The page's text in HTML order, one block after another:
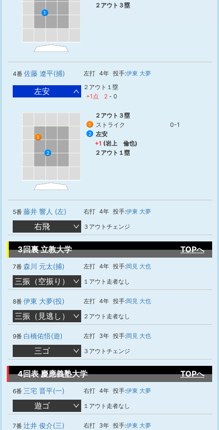
1
２アウト３塁
4番 佐藤 遼平(捕) 左打 4年 投手:伊東 大夢
左安
２アウト１塁
+1点
2 - 0
1
2
２アウト３塁
1 ストライク 0-1
2
左安
+1 (岩上 倫也)
２アウト１塁
5番 藤井 響人 (左) 右打 4年 投手:伊東 大夢
右飛 ３アウトチェンジ
3回裏 立教大学 TOPへ
7番 森川 元太(捕) 左打 4年 投手:岡見 大也
三振（空振り） １アウト走者なし
8番 伊東 大夢(投) 左打 4年 投手:岡見 大也
三振（見逃し） ２アウト走者なし
9番 白橋佑悟(遊) 左打 3年 投手:岡見 大也
三ゴ ３アウトチェンジ
4回表 慶應義塾大学 TOPへ
6番 三宅 晋平(一) 右打 4年 投手:伊東 大夢
遊ゴ １アウト走者なし
7番 辻井 俊介(三) 右打 3年 投手:伊東 大夢